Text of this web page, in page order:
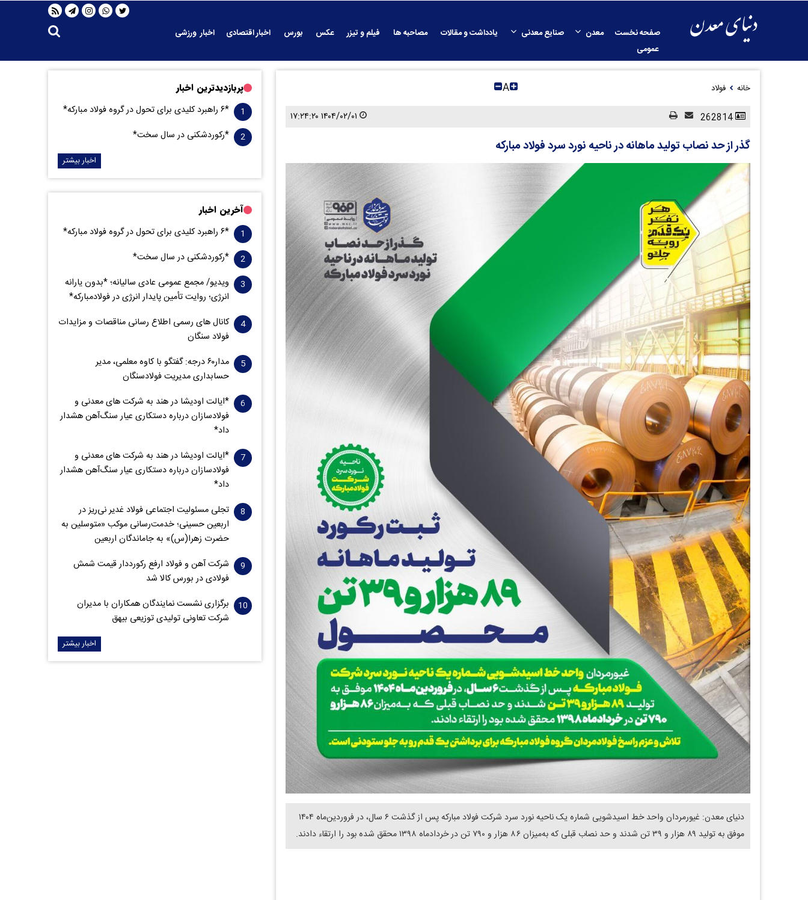
صفحه نخست معدن صنایع معدنی یادداشت و مقالات مصاحبه ها فیلم و تیزر عکس بورس اخبار اقتصادی
اخبار ورزشی
عمومی
خانه فولاد A
۱۴۰۴/۰۲/۰۱ ۱۷:۲۴:۲۰
گذر از حد نصاب تولید ماهانه در ناحیه نورد سرد فولاد مبارکه
دنیای معدن: غیورمردان واحد خط اسیدشویی شماره یک ناحیه نورد سرد شرکت فولاد مبارکه پس از گذشت ۶ سال، در فروردین‌ماه ۱۴۰۴
موفق به تولید ۸۹ هزار و ۳۹ تن شدند و حد نصاب قبلی که به‌میزان ۸۶ هزار و ۷۹۰ تن در خردادماه ۱۳۹۸ محقق شده بود را ارتقاء دادند.
پربازدیدترین اخبار
*۶ راهبرد کلیدی برای تحول در گروه فولاد مبارکه*
*رکوردشکنی در سال سخت*
اخبار بیشتر
آخرین اخبار
*۶ راهبرد کلیدی برای تحول در گروه فولاد مبارکه*
*رکوردشکنی در سال سخت*
ویدیو/ مجمع عمومی عادی سالیانه؛ *بدون یارانه
انرژی؛ روایت تأمین پایدار انرژی در فولادمبارکه*
کانال های رسمی اطلاع رسانی مناقصات و مزایدات
فولاد سنگان
مدار‌۶٠ درجه: گفتگو با کاوه معلمی، مدیر
حسابداری مدیریت فولادسنگان
*ایالت اودیشا در هند به شرکت های معدنی و
فولادسازان درباره دستکاری عیار سنگ‌آهن هشدار
داد*
*ایالت اودیشا در هند به شرکت های معدنی و
فولادسازان درباره دستکاری عیار سنگ‌آهن هشدار
داد*
تجلی مسئولیت اجتماعی فولاد غدیر نی‌ریز در
اربعین حسینی؛ خدمت‌رسانی موکب «متوسلین به
حضرت زهرا(س)» به جاماندگان اربعین
شرکت آهن و فولاد ارفع رکورددار قیمت شمش
فولادی در بورس کالا شد
برگزاری نشست نمایندگان همکاران با مدیران
شرکت تعاونی تولیدی توزیعی بیهق
اخبار بیشتر